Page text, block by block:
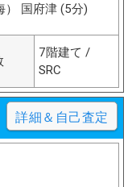
） 国府津 (5分)
7階建て /
SRC
詳細＆自己査定